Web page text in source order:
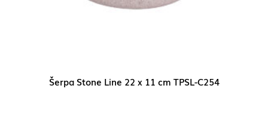
Šerpa Stone Line 22 x 11 cm TPSL-C254